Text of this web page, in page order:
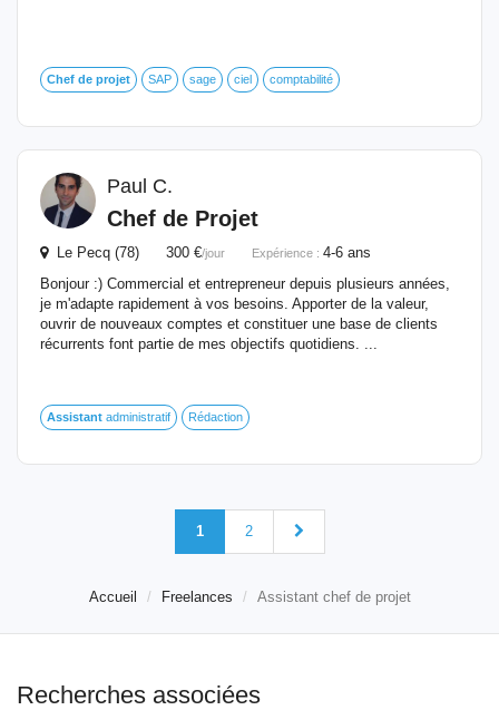
Chef de projet SAP sage ciel comptabilité
Paul C.
Chef de Projet
Le Pecq (78) 300 €/jour Expérience : 4-6 ans
Bonjour :) Commercial et entrepreneur depuis plusieurs années,
je m'adapte rapidement à vos besoins. Apporter de la valeur,
ouvrir de nouveaux comptes et constituer une base de clients
récurrents font partie de mes objectifs quotidiens. ...
Assistant administratif Rédaction
1 2
Accueil Freelances Assistant chef de projet
Recherches associées